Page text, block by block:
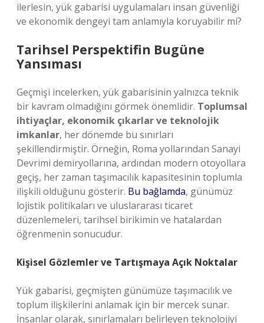
ilerlesin, yük gabarisi uygulamaları insan güvenliği
ve ekonomik dengeyi tam anlamıyla koruyabilir mi?
Tarihsel Perspektifin Bugüne
Yansıması
Geçmişi incelerken, yük gabarisinin yalnızca teknik
bir kavram olmadığını görmek önemlidir. Toplumsal
ihtiyaçlar, ekonomik çıkarlar ve teknolojik
imkanlar, her dönemde bu sınırları
şekillendirmiştir. Örneğin, Roma yollarından Sanayi
Devrimi demiryollarına, ardından modern otoyollara
geçiş, her zaman taşımacılık kapasitesinin toplumla
ilişkili olduğunu gösterir. Bu bağlamda, günümüz
lojistik politikaları ve uluslararası ticaret
düzenlemeleri, tarihsel birikimin ve hatalardan
öğrenmenin sonucudur.
Kişisel Gözlemler ve Tartışmaya Açık Noktalar
Yük gabarisi, geçmişten günümüze taşımacılık ve
toplum ilişkilerini anlamak için bir mercek sunar.
İnsanlar olarak, sınırlamaları belirleyen teknolojiyi